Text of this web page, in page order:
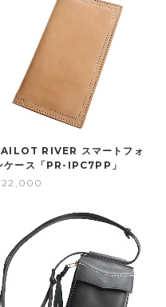
RIVER スマートフォ
ケース「PR-IPC7PP」